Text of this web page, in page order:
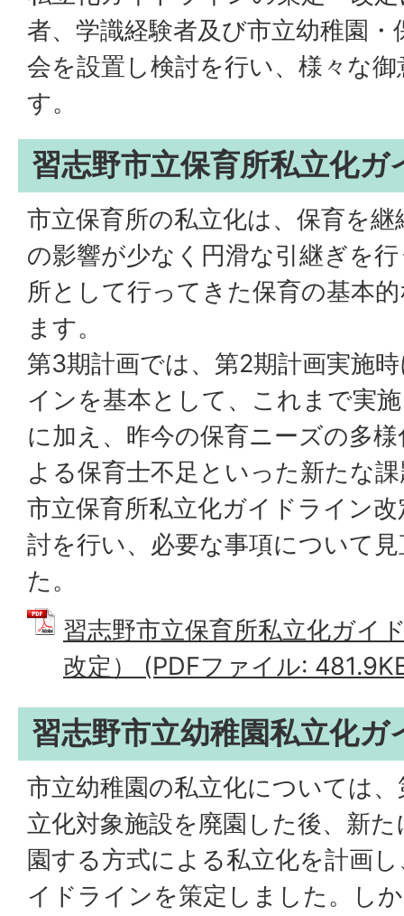
者、学識経験者及び市立幼稚園
会を設置し検討を行い、様々な
す。
習志野市立保育所私立化ガ
市立保育所の私立化は、保育を
の影響が少なく円滑な引継ぎを
所として行ってきた保育の基本
ます。
第3期計画では、第2期計画実施
インを基本として、これまで実
に加え、昨今の保育ニーズの多
よる保育士不足といった新たな
市立保育所私立化ガイドライン
討を行い、必要な事項について
た。
習志野市立保育所私立化ガイ
改定） (PDFファイル:
習志野市立幼稚園私立化ガ
市立幼稚園の私立化については
立化対象施設を廃園した後、新
園する方式による私立化を計画
イドラインを策定しました。し